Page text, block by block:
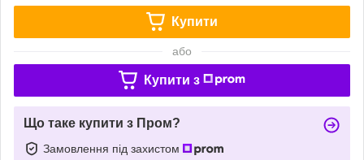
Купити
або
Купити з
Що таке купити з Пром?
Замовлення під захистом